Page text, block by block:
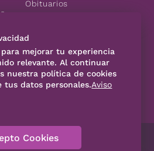
Obituarios
Consultas
SÍGUENOS
Código de Ética
mejorar tu experiencia
relevante. Al continuar
nuestra política de cookies
datos personales.Aviso
Cookies